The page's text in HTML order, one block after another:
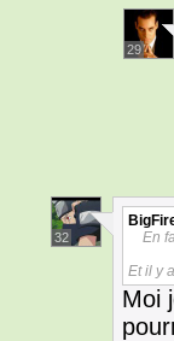
29
32
En
Et il y
Moi